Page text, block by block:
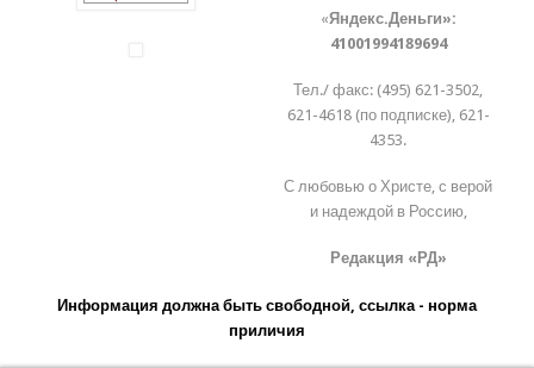
«Яндекс.Деньги»:
41001994189694
Тел./ факс: (495) 621-3502,
621-4618 (по подписке), 621-
4353.
С любовью о Христе, с верой
и надеждой в Россию,
Редакция «РД»
Информация должна быть свободной, ссылка - норма
приличия